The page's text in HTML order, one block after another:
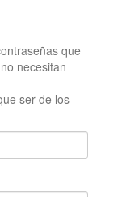
que
necesitan
ser de los